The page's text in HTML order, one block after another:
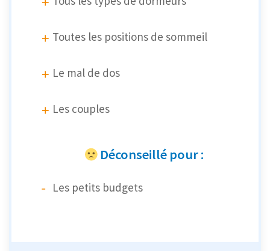
Toutes les positions de sommeil
Le mal de dos
Les couples
Déconseillé pour :
Les petits budgets